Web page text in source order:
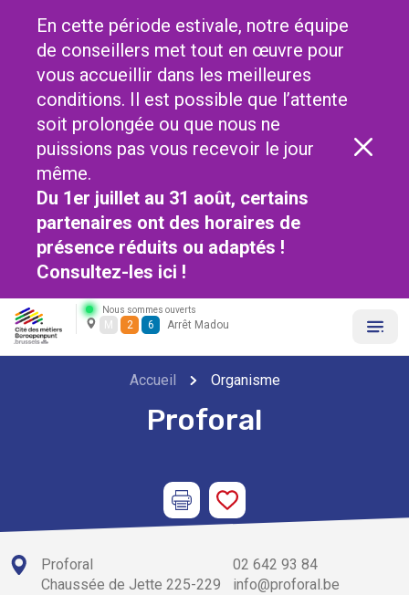
En cette période estivale, notre équipe
de conseillers met tout en œuvre pour
vous accueillir dans les meilleures
conditions. Il est possible que l’attente
soit prolongée ou que nous ne
puissions pas vous recevoir le jour
même.
Du 1er juillet au 31 août, certains
partenaires ont des horaires de
présence réduits ou adaptés !
Consultez-les ici !
Nous sommes ouverts
M 2 6 Arrêt Madou
Accueil Organisme
Proforal
Proforal
Chaussée de Jette 225-229
02 642 93 84
info@proforal.be